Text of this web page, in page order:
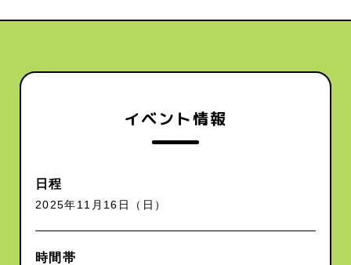
イベント情報
日程
2025年11月16日（日）
時間帯